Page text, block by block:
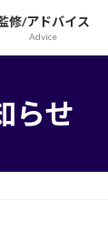
修/アドバイス
Advice
らせ